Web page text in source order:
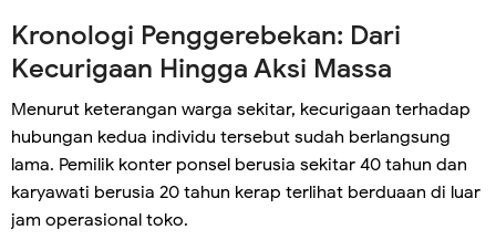
Kronologi Penggerebekan: Dari
Kecurigaan Hingga Aksi Massa
Menurut keterangan warga sekitar, kecurigaan terhadap
hubungan kedua individu tersebut sudah berlangsung
lama. Pemilik konter ponsel berusia sekitar 40 tahun dan
karyawati berusia 20 tahun kerap terlihat berduaan di luar
jam operasional toko.